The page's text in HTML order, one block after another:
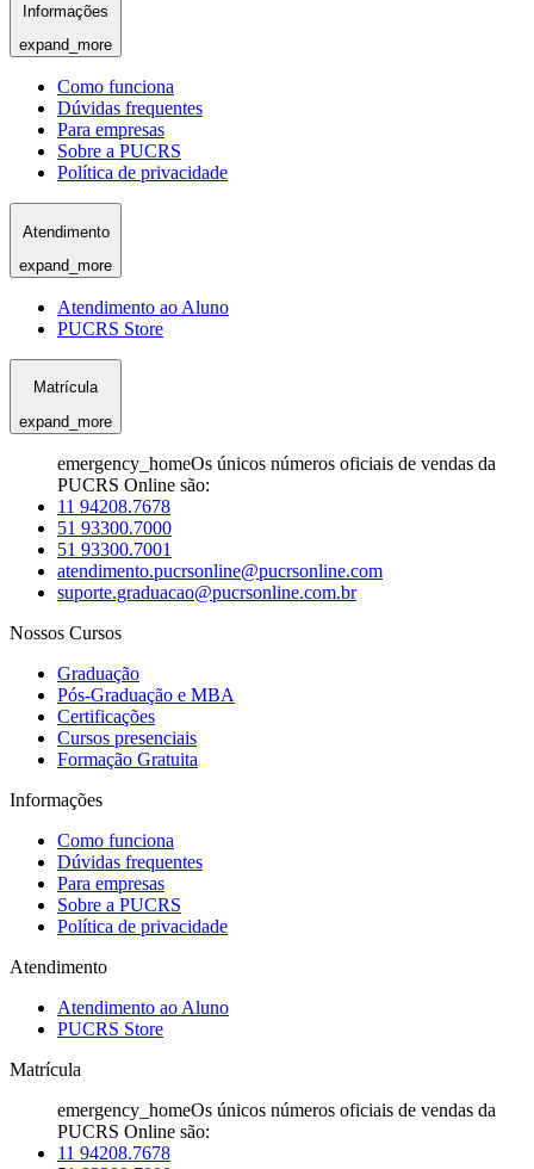
Informações
expand_more
Como funciona
Dúvidas frequentes
Para empresas
Sobre a PUCRS
Política de privacidade
Atendimento
expand_more
Atendimento ao Aluno
PUCRS Store
Matrícula
expand_more
emergency_homeOs únicos números oficiais de vendas da
PUCRS Online são:
11 94208.7678
51 93300.7000
51 93300.7001
atendimento.pucrsonline@pucrsonline.com
suporte.graduacao@pucrsonline.com.br
Nossos Cursos
Graduação
Pós-Graduação e MBA
Certificações
Cursos presenciais
Formação Gratuita
Informações
Como funciona
Dúvidas frequentes
Para empresas
Sobre a PUCRS
Política de privacidade
Atendimento
Atendimento ao Aluno
PUCRS Store
Matrícula
emergency_homeOs únicos números oficiais de vendas da
PUCRS Online são:
11 94208.7678